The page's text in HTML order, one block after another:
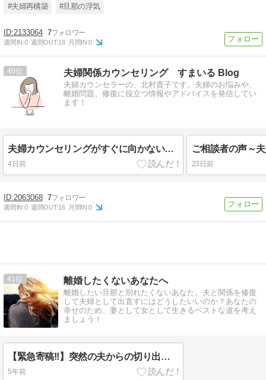
#夫婦再構築 #旦那の浮気
2133064 7
週間IN:0 週間OUT:18 月間IN:0
40 夫婦関係カウンセリング すまいる Blog
夫婦カウンセラーの、北村貴子です。夫婦のお悩みや、
離婚問題、修復に役立つ情報やアドバイスを発信してい
ます！
夫婦カウンセリングがすぐに向かないケースとは？―個別相談から始めたほうがよい場合―
4日前 23日前
2063068 7
週間IN:0 週間OUT:16 月間IN:0
41 離婚したくないあなたへ
離婚したい旦那と別れたくないあなた。夫と関係を修復
して夫婦として出直すにはどうしたいいのか？あなたの
幸せのため、妻として女として生きるベストな道を考え
ましょう！
【緊急寄稿!!】突然の夫からの切り出しに困惑するあなたへ
5年前